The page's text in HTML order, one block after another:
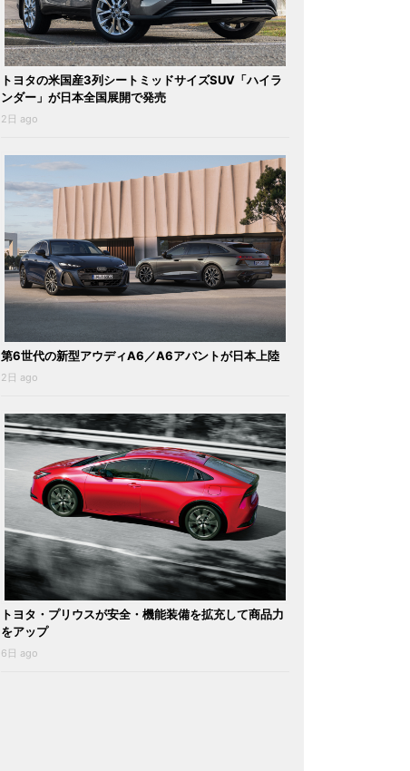
トヨタの米国産3列シートミッドサイズSUV「ハイラ
ンダー」が日本全国展開で発売
2日 ago
第6世代の新型アウディA6／A6アバントが日本上陸
2日 ago
トヨタ・プリウスが安全・機能装備を拡充して商品力
をアップ
6日 ago